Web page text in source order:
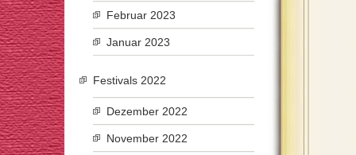
Februar 2023
Januar 2023
Festivals 2022
Dezember 2022
November 2022